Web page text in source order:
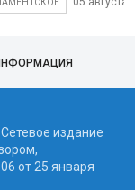
издание
от 25 января